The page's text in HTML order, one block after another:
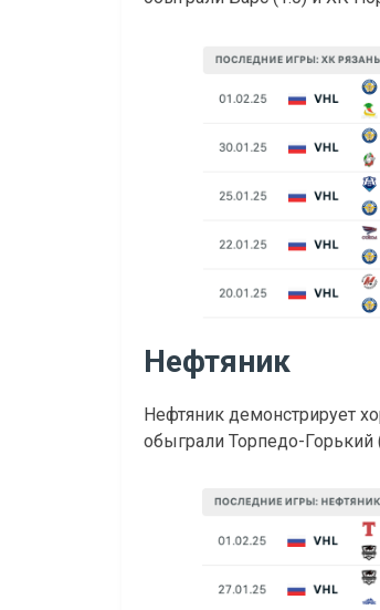
Нефтяник
Нефтяник демонстрирует
обыграли Торпедо-Горький